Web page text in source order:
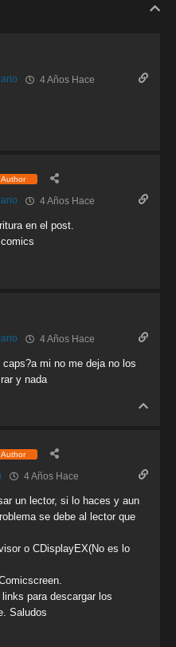
4 Años Hace
Author
4 Años Hace
en el post.
4 Años Hace
mi no me deja no los
y nada
Author
4 Años Hace
un lector, si lo haces y aun
se debe al lector que
o CDisplayEX(No es lo
para descargar los
Saludos